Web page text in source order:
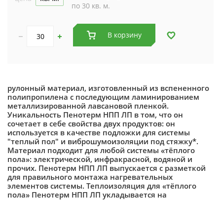
по 30 кв. м.
В корзину
рулонный материал, изготовленный из вспененного
полипропилена с последующим ламинированием
металлизированной лавсановой пленкой.
Уникальность Пенотерм НПП ЛП в том, что он
сочетает в себе свойства двух продуктов: он
используется в качестве подложки для системы
"теплый пол" и виброшумоизоляции под стяжку*.
Материал подходит для любой системы «тёплого
пола»: электрической, инфракрасной, водяной и
прочих. Пенотерм НПП ЛП выпускается с разметкой
для правильного монтажа нагревательных
элементов системы. Теплоизоляция для «тёплого
пола» Пенотерм НПП ЛП укладывается на